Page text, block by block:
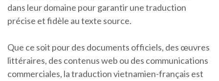
dans leur domaine pour garantir une traduction
précise et fidèle au texte source.
Que ce soit pour des documents officiels, des œuvres
littéraires, des contenus web ou des communications
commerciales, la traduction vietnamien-français est